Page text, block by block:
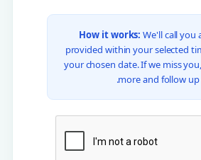
How it works: We'll call you
provided within your selected
your chosen date. If we miss
more and follow up